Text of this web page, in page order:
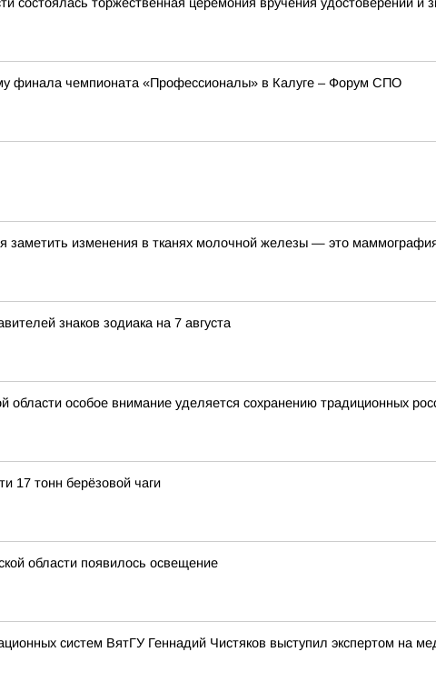
финала чемпионата «Профессионалы» в Калуге – Форум СПО
заметить изменения в тканях молочной железы — это
знаков зодиака на 7 августа
области особое внимание уделяется сохранению традиционных
17 тонн берёзовой чаги
области появилось освещение
систем ВятГУ Геннадий Чистяков выступил экспертом на